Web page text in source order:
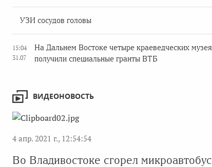
УЗИ сосудов головы
15:04
31.07
На Дальнем Востоке четыре краеведческих музея
получили специальные гранты ВТБ
ВИДЕОНОВОСТЬ
4 апр. 2021 г., 12:54:54
Во Владивостоке сгорел микроавтобус